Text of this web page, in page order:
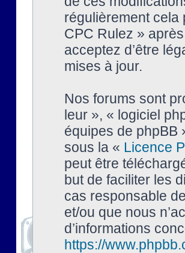
régulièrement cela
CPC Rulez »
acceptez d’être
mises à jour.
Nos forums sont
leur », « logiciel
équipes de phpBB
sous la « Licence
peut être
but de faciliter les
cas responsable
et/ou que nous
d’informations
https://